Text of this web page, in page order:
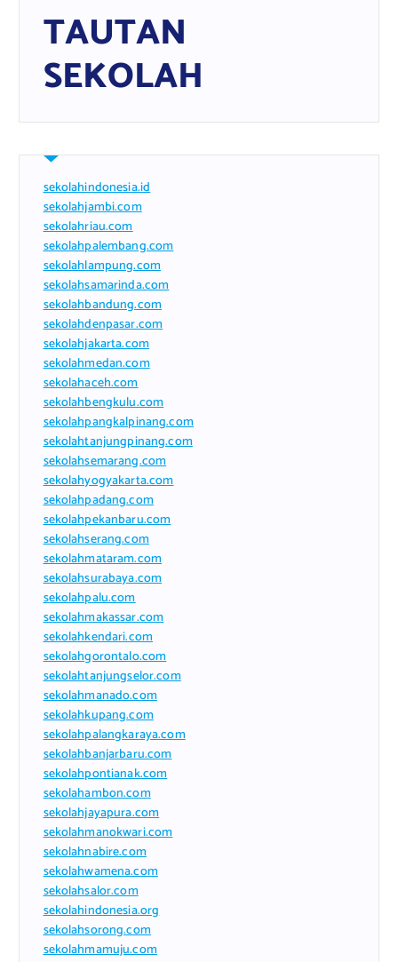
TAUTAN
SEKOLAH
sekolahindonesia.id
sekolahjambi.com
sekolahriau.com
sekolahpalembang.com
sekolahlampung.com
sekolahsamarinda.com
sekolahbandung.com
sekolahdenpasar.com
sekolahjakarta.com
sekolahmedan.com
sekolahaceh.com
sekolahbengkulu.com
sekolahpangkalpinang.com
sekolahtanjungpinang.com
sekolahsemarang.com
sekolahyogyakarta.com
sekolahpadang.com
sekolahpekanbaru.com
sekolahserang.com
sekolahmataram.com
sekolahsurabaya.com
sekolahpalu.com
sekolahmakassar.com
sekolahkendari.com
sekolahgorontalo.com
sekolahtanjungselor.com
sekolahmanado.com
sekolahkupang.com
sekolahpalangkaraya.com
sekolahbanjarbaru.com
sekolahpontianak.com
sekolahambon.com
sekolahjayapura.com
sekolahmanokwari.com
sekolahnabire.com
sekolahwamena.com
sekolahsalor.com
sekolahindonesia.org
sekolahsorong.com
sekolahmamuju.com